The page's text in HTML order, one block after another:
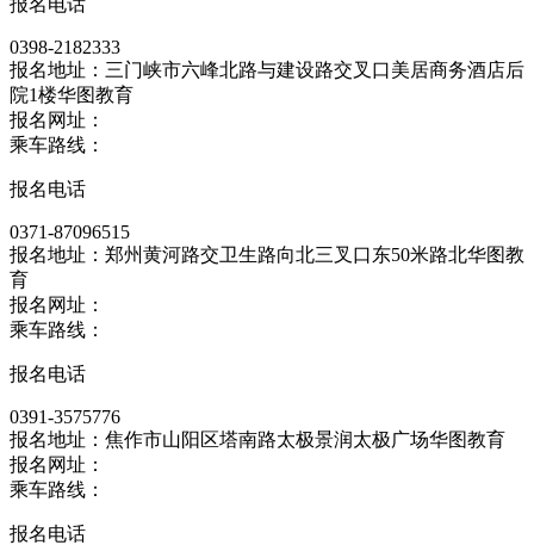
报名电话
0398-2182333
报名地址：三门峡市六峰北路与建设路交叉口美居商务酒店后
院1楼华图教育
报名网址：
乘车路线：
报名电话
0371-87096515
报名地址：郑州黄河路交卫生路向北三叉口东50米路北华图教
育
报名网址：
乘车路线：
报名电话
0391-3575776
报名地址：焦作市山阳区塔南路太极景润太极广场华图教育
报名网址：
乘车路线：
报名电话